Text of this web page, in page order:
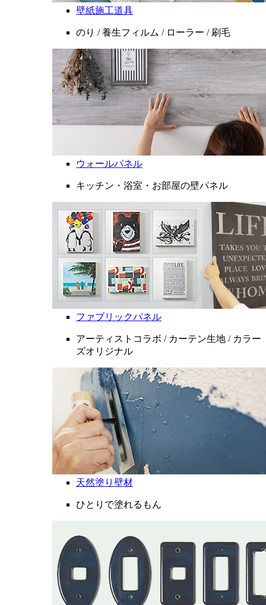
壁紙施工道具
のり / 養生フィルム / ローラー / 刷毛
ウォールパネル
キッチン・浴室・お部屋の壁パネル
ファブリックパネル
アーティストコラボ / カーテン生地 / カラー
ズオリジナル
天然塗り壁材
ひとりで塗れるもん